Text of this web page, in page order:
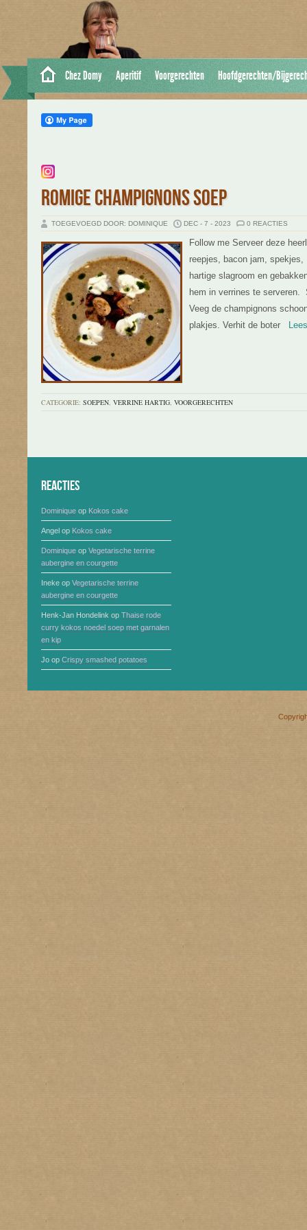
Chez Domy Aperitif Voorgerechten Hoofdgerechten/
ROMIGE CHAMPIGNONS SOEP
TOEGEVOEGD DOOR: DOMINIQUE DEC - 7 - 2023 0 REACTIES
Follow me Serveer deze
reepjes, bacon jam,
hartige slagroom en
hem in verrines te serveren.
Veeg de champignons
plakjes. Verhit de boter
CATEGORIE: SOEPEN, VERRINE HARTIG, VOORGERECHTEN
Reacties
Dominique op Kokos cake
Angel op Kokos cake
Dominique op Vegetarische terrine
aubergine en courgette
Ineke op Vegetarische terrine
aubergine en courgette
Henk-Jan Hondelink op Thaise rode
curry kokos noedel soep met garnalen
en kip
Jo op Crispy smashed potatoes